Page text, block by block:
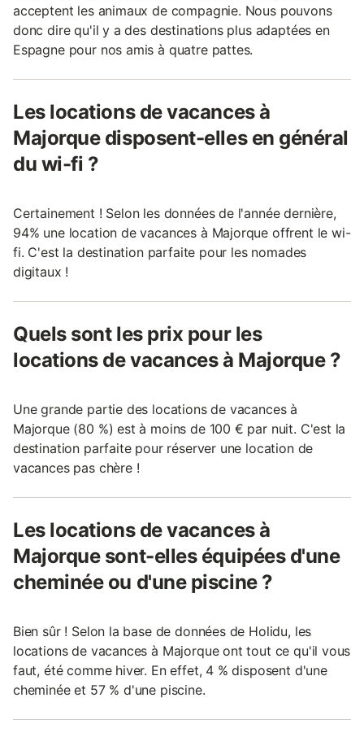
acceptent les animaux de compagnie. Nous pouvons
donc dire qu'il y a des destinations plus adaptées en
Espagne pour nos amis à quatre pattes.
Les locations de vacances à
Majorque disposent-elles en général
du wi-fi ?
Certainement ! Selon les données de l'année dernière,
94% une location de vacances à Majorque offrent le wi-
fi. C'est la destination parfaite pour les nomades
digitaux !
Quels sont les prix pour les
locations de vacances à Majorque ?
Une grande partie des locations de vacances à
Majorque (80 %) est à moins de 100 € par nuit. C'est la
destination parfaite pour réserver une location de
vacances pas chère !
Les locations de vacances à
Majorque sont-elles équipées d'une
cheminée ou d'une piscine ?
Bien sûr ! Selon la base de données de Holidu, les
locations de vacances à Majorque ont tout ce qu'il vous
faut, été comme hiver. En effet, 4 % disposent d'une
cheminée et 57 % d'une piscine.